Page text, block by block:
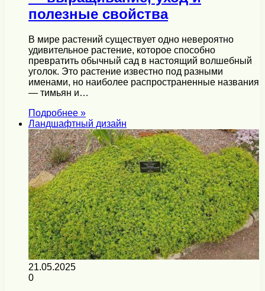
полезные свойства
В мире растений существует одно невероятно
удивительное растение, которое способно
превратить обычный сад в настоящий волшебный
уголок. Это растение известно под разными
именами, но наиболее распространенные названия
— тимьян и…
Подробнее »
Ландшафтный дизайн
21.05.2025
0